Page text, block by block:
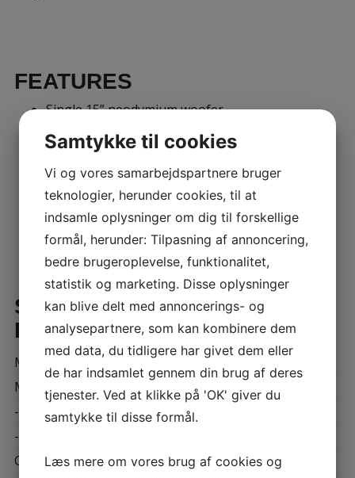
FEATURES
Single 15” neodymium woofer
Peak SPL in excess of 130dB
Small and compact footprint
Designed to be both robust and easily
transported
SYSTEM ACOUSTIC
PERFORMANCE
Max SPL Long-term
127dB
Max SPL Peak
130dB
-3dB Response
-10dB Response
Crossover Point
120Hz
Samtykke til cookies
Vi og vores samarbejdspartnere bruger
teknologier, herunder cookies, til at
indsamle oplysninger om dig til forskellige
formål, herunder: Tilpasning af annoncering,
bedre brugeroplevelse, funktionalitet,
statistik og marketing. Disse oplysninger
kan blive delt med annoncerings- og
analysepartnere, som kan kombinere dem
med data, du tidligere har givet dem eller
de har indsamlet gennem din brug af deres
tjenester. Ved at klikke på 'OK' giver du
samtykke til disse formål.
Læs mere om vores brug af cookies og